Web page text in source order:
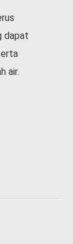
dapat
air.